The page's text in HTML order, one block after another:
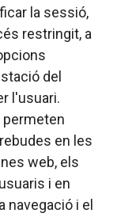
la sessió,
restringit, a
del
l'usuari.
permeten
en les
web, els
i en
navegació i el